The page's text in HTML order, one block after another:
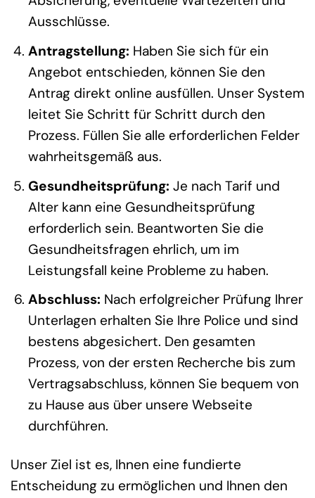
Ausschlüsse.
Antragstellung: Haben Sie sich für ein
Angebot entschieden, können Sie den
Antrag direkt online ausfüllen. Unser System
leitet Sie Schritt für Schritt durch den
Prozess. Füllen Sie alle erforderlichen Felder
wahrheitsgemäß aus.
Gesundheitsprüfung: Je nach Tarif und
Alter kann eine Gesundheitsprüfung
erforderlich sein. Beantworten Sie die
Gesundheitsfragen ehrlich, um im
Leistungsfall keine Probleme zu haben.
Abschluss: Nach erfolgreicher Prüfung Ihrer
Unterlagen erhalten Sie Ihre Police und sind
bestens abgesichert. Den gesamten
Prozess, von der ersten Recherche bis zum
Vertragsabschluss, können Sie bequem von
zu Hause aus über unsere Webseite
durchführen.
Unser Ziel ist es, Ihnen eine fundierte
Entscheidung zu ermöglichen und Ihnen den